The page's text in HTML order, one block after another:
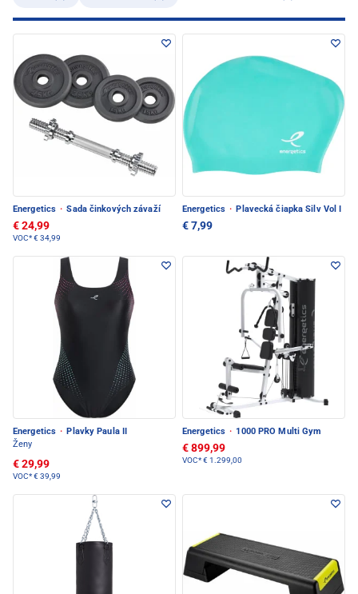
Energetics · Sada činkových závaží
€ 24,99
VOC*€ 34,99
Energetics · Plavecká čiapka Silv Vol I
€ 7,99
Energetics · Plavky Paula II
Ženy
€ 29,99
VOC*€ 39,99
Energetics · 1000 PRO Multi Gym
€ 899,99
VOC*€ 1.299,00